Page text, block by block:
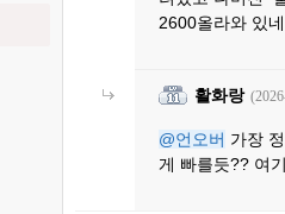
2600올라와 있
활화랑
@언오버 가장
게 빠를듯?? 여